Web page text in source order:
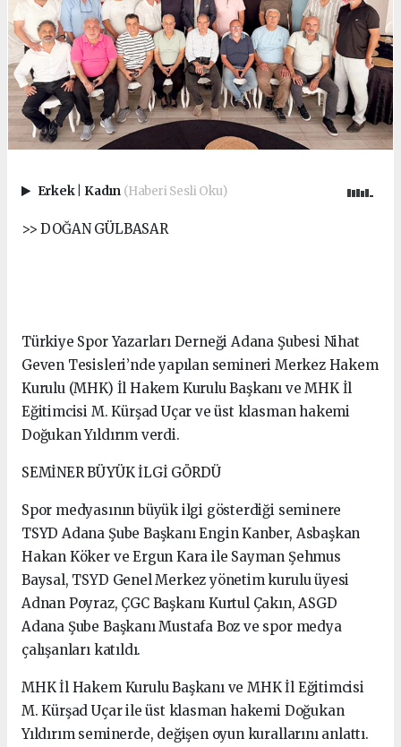
Erkek Kadın (Haberi Sesli Oku)
>> DOĞAN GÜLBASAR
Türkiye Spor Yazarları Derneği Adana Şubesi Nihat
Geven Tesisleri’nde yapılan semineri Merkez Hakem
Kurulu (MHK) İl Hakem Kurulu Başkanı ve MHK İl
Eğitimcisi M. Kürşad Uçar ve üst klasman hakemi
Doğukan Yıldırım verdi.
SEMİNER BÜYÜK İLGİ GÖRDÜ
Spor medyasının büyük ilgi gösterdiği seminere
TSYD Adana Şube Başkanı Engin Kanber, Asbaşkan
Hakan Köker ve Ergun Kara ile Sayman Şehmus
Baysal, TSYD Genel Merkez yönetim kurulu üyesi
Adnan Poyraz, ÇGC Başkanı Kurtul Çakın, ASGD
Adana Şube Başkanı Mustafa Boz ve spor medya
çalışanları katıldı.
MHK İl Hakem Kurulu Başkanı ve MHK İl Eğitimcisi
M. Kürşad Uçar ile üst klasman hakemi Doğukan
Yıldırım seminerde, değişen oyun kurallarını anlattı.